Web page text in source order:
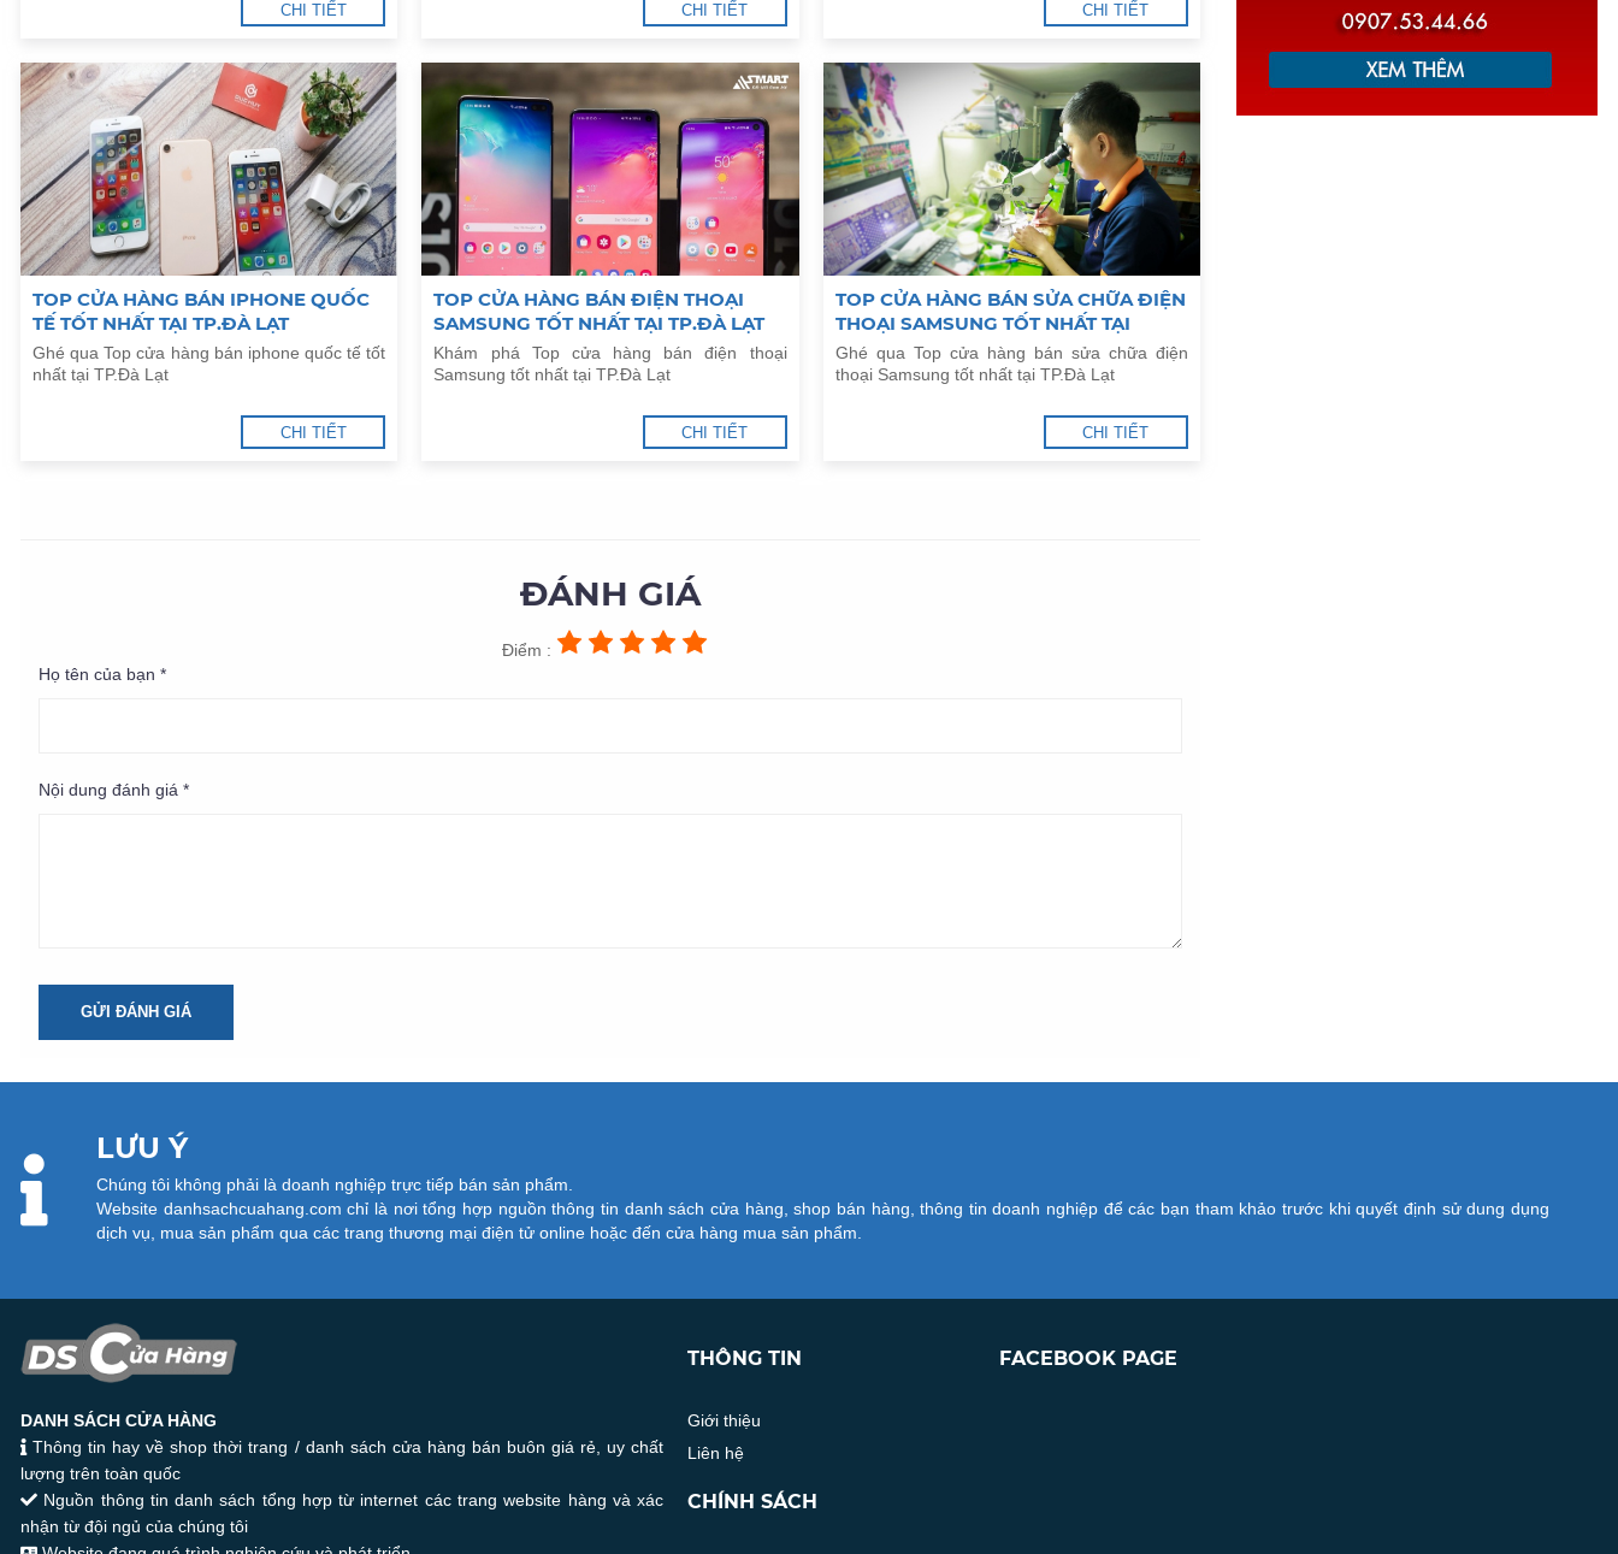
CHI TIẾT CHI TIẾT CHI TIẾT
TOP CỬA HÀNG BÁN IPHONE QUỐC
TẾ TỐT NHẤT TẠI TP.ĐÀ LẠT
Ghé qua Top cửa hàng bán iphone quốc tế tốt
nhất tại TP.Đà Lạt
CHI TIẾT
TOP CỬA HÀNG BÁN ĐIỆN THOẠI
SAMSUNG TỐT NHẤT TẠI TP.ĐÀ LẠT
Khám phá Top cửa hàng bán điện thoại
Samsung tốt nhất tại TP.Đà Lạt
CHI TIẾT
TOP CỬA HÀNG BÁN SỬA CHỮA ĐIỆN
THOẠI SAMSUNG TỐT NHẤT TẠI
TP.ĐÀ LẠT
Ghé qua Top cửa hàng bán sửa chữa điện
thoại Samsung tốt nhất tại TP.Đà Lạt
CHI TIẾT
ĐÁNH GIÁ
Điểm :
Họ tên của bạn *
Nội dung đánh giá *
GỬI ĐÁNH GIÁ
LƯU Ý
Chúng tôi không phải là doanh nghiệp trực tiếp bán sản phẩm.
Website danhsachcuahang.com chỉ là nơi tổng hợp nguồn thông tin danh sách cửa hàng, shop bán hàng, thông tin doanh nghiệp để các bạn tham khảo trước khi quyết định sử dung dụng
dịch vụ, mua sản phẩm qua các trang thương mại điện tử online hoặc đến cửa hàng mua sản phẩm.
DANH SÁCH CỬA HÀNG
Thông tin hay về shop thời trang / danh sách cửa hàng bán buôn giá rẻ, uy chất
lượng trên toàn quốc
Nguồn thông tin danh sách tổng hợp từ internet các trang website hàng và xác
nhận từ đội ngủ của chúng tôi
THÔNG TIN
Giới thiệu
Liên hệ
CHÍNH SÁCH
FACEBOOK PAGE